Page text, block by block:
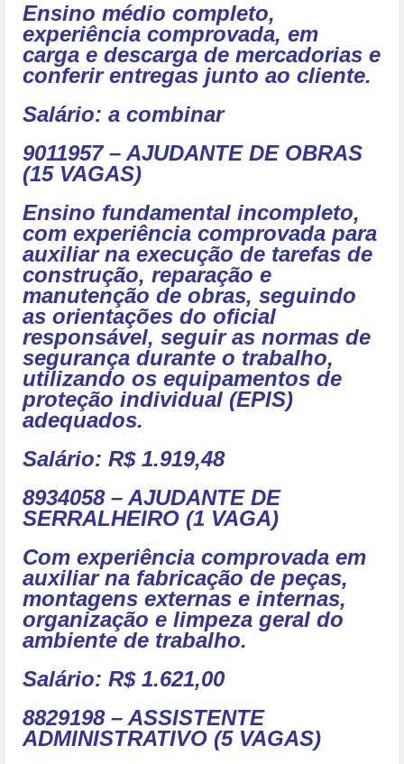
Ensino médio completo,
experiência comprovada, em
carga e descarga de mercadorias e
conferir entregas junto ao cliente.
Salário: a combinar
9011957 – AJUDANTE DE OBRAS
(15 VAGAS)
Ensino fundamental incompleto,
com experiência comprovada para
auxiliar na execução de tarefas de
construção, reparação e
manutenção de obras, seguindo
as orientações do oficial
responsável, seguir as normas de
segurança durante o trabalho,
utilizando os equipamentos de
proteção individual (EPIS)
adequados.
Salário: R$ 1.919,48
8934058 – AJUDANTE DE
SERRALHEIRO (1 VAGA)
Com experiência comprovada em
auxiliar na fabricação de peças,
montagens externas e internas,
organização e limpeza geral do
ambiente de trabalho.
Salário: R$ 1.621,00
8829198 – ASSISTENTE
ADMINISTRATIVO (5 VAGAS)